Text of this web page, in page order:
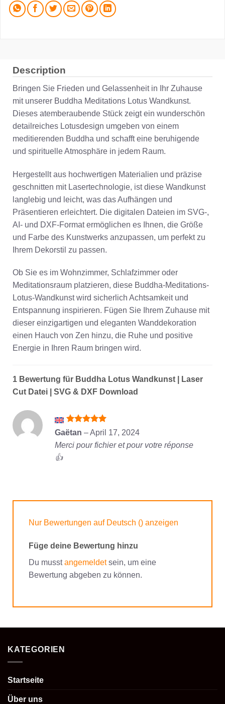
Description
Bringen Sie Frieden und Gelassenheit in Ihr Zuhause
mit unserer Buddha Meditations Lotus Wandkunst.
Dieses atemberaubende Stück zeigt ein wunderschön
detailreiches Lotusdesign umgeben von einem
meditierenden Buddha und schafft eine beruhigende
und spirituelle Atmosphäre in jedem Raum.
Hergestellt aus hochwertigen Materialien und präzise
geschnitten mit Lasertechnologie, ist diese Wandkunst
langlebig und leicht, was das Aufhängen und
Präsentieren erleichtert. Die digitalen Dateien im SVG-,
AI- und DXF-Format ermöglichen es Ihnen, die Größe
und Farbe des Kunstwerks anzupassen, um perfekt zu
Ihrem Dekorstil zu passen.
Ob Sie es im Wohnzimmer, Schlafzimmer oder
Meditationsraum platzieren, diese Buddha-Meditations-
Lotus-Wandkunst wird sicherlich Achtsamkeit und
Entspannung inspirieren. Fügen Sie Ihrem Zuhause mit
dieser einzigartigen und eleganten Wanddekoration
einen Hauch von Zen hinzu, die Ruhe und positive
Energie in Ihren Raum bringen wird.
1 Bewertung für Buddha Lotus Wandkunst | Laser
Cut Datei | SVG & DXF Download
Bewertet
von
5
Gaëtan –April 17, 2024
Merci pour fichier et pour votre réponse
👍
Nur Bewertungen auf Deutsch () anzeigen
Füge deine Bewertung hinzu
Du musstangemeldetsein, um eine
Bewertung abgeben zu können.
KATEGORIEN
Startseite
Über uns